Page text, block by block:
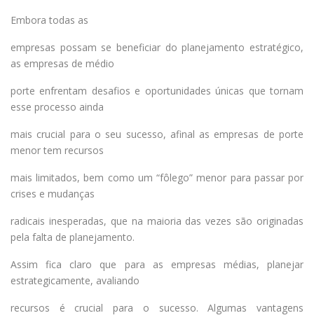
Embora todas as
empresas possam se beneficiar do planejamento estratégico,
as empresas de médio
porte enfrentam desafios e oportunidades únicas que tornam
esse processo ainda
mais crucial para o seu sucesso, afinal as empresas de porte
menor tem recursos
mais limitados, bem como um “fôlego” menor para passar por
crises e mudanças
radicais inesperadas, que na maioria das vezes são originadas
pela falta de planejamento.
Assim fica claro que para as empresas médias, planejar
estrategicamente, avaliando
recursos é crucial para o sucesso. Algumas vantagens